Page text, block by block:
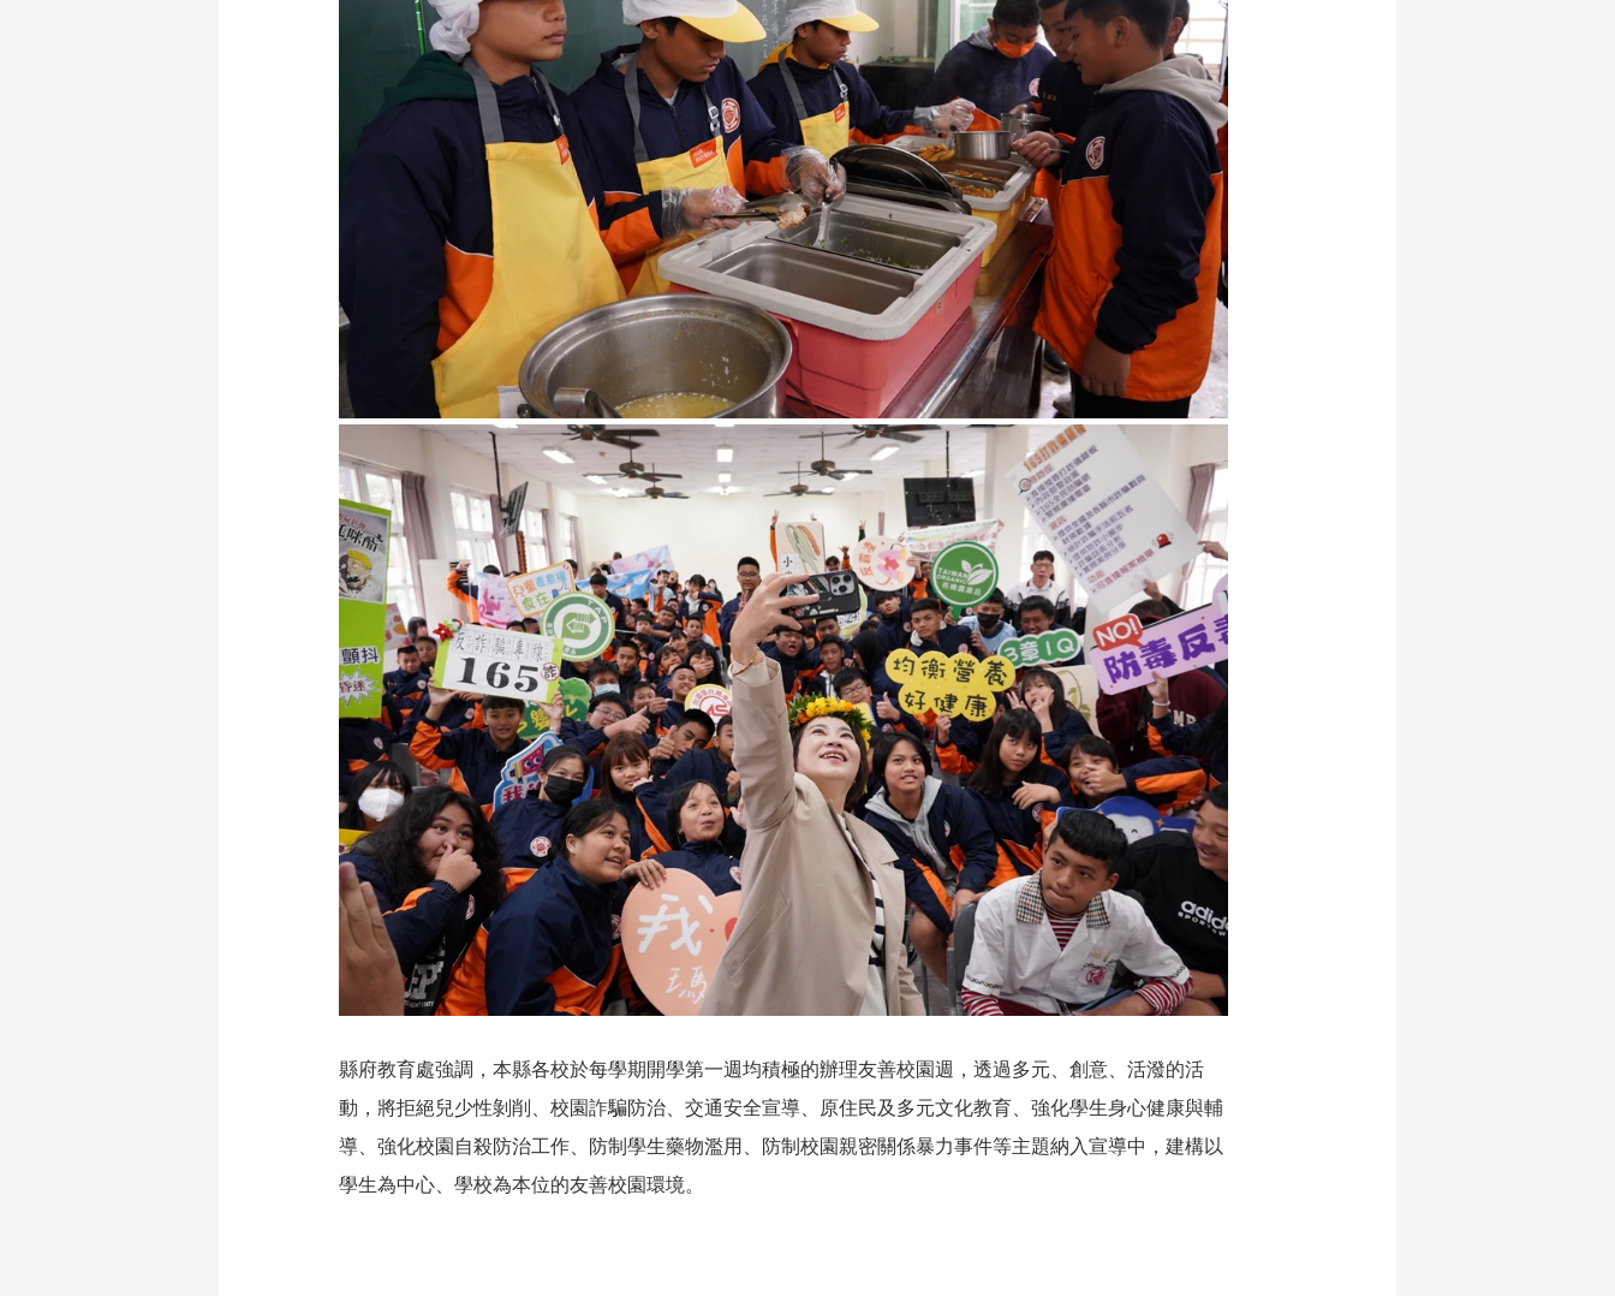
縣府教育處強調，本縣各校於每學期開學第一週均積極的辦理友善校園週，透過多元、創意、活潑的活
動，將拒絕兒少性剝削、校園詐騙防治、交通安全宣導、原住民及多元文化教育、強化學生身心健康與輔
導、強化校園自殺防治工作、防制學生藥物濫用、防制校園親密關係暴力事件等主題納入宣導中，建構以
學生為中心、學校為本位的友善校園環境。